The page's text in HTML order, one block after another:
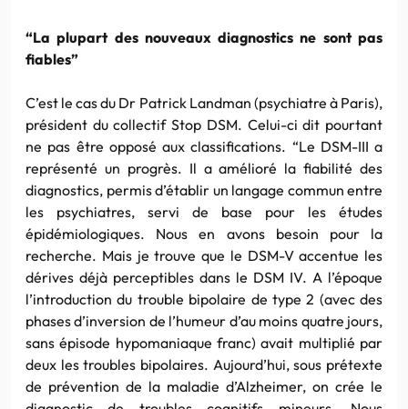
“Laplupartdes nouveaux diagnostics ne sont pas
fiables”
C’est le cas du Dr Patrick Landman (psychiatre à Paris),
président du collectif Stop DSM. Celui-ci dit pourtant
ne pas être opposé aux classifications. “Le DSM-III a
représenté un progrès. Il a amélioré la fiabilité des
diagnostics, permis d’établir un langage commun entre
les psychiatres, servi de base pour les études
épidémiologiques. Nous en avons besoin pour la
recherche. Mais je trouve que le DSM-Vaccentue les
dérives déjà perceptibles dans le DSM IV. A l’époque
l’introduction du trouble bipolaire de type 2 (avec des
phases d’inversion de l’humeur d’au moins quatre jours,
sans épisode hypomaniaque franc) avait multiplié par
deux les troubles bipolaires. Aujourd’hui, sous prétexte
de prévention de la maladie d’Alzheimer, on crée le